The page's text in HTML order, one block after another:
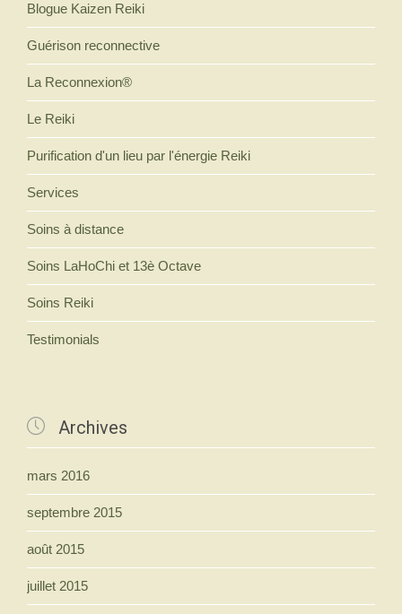
Blogue Kaizen Reiki
Guérison reconnective
La Reconnexion®
Le Reiki
Purification d'un lieu par l'énergie Reiki
Services
Soins à distance
Soins LaHoChi et 13è Octave
Soins Reiki
Testimonials
 Archives
mars 2016
septembre 2015
août 2015
juillet 2015